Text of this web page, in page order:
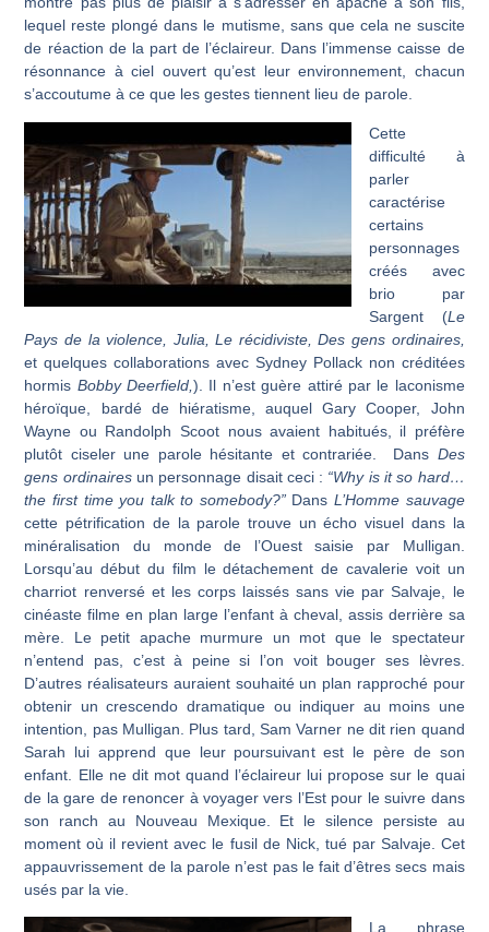
lequel reste plongé dans le mutisme, sans que cela ne suscite
de réaction de la part de l’éclaireur. Dans l’immense caisse de
résonnance à ciel ouvert qu’est leur environnement, chacun
s’accoutume à ce que les gestes tiennent lieu de parole.
Cette
difficulté à
parler
caractérise
certains
personnages
créés avec
brio par
Sargent (Le
Pays de la violence, Julia, Le récidiviste, Des gens ordinaires,
et quelques collaborations avec Sydney Pollack non créditées
hormis Bobby Deerfield,). Il n’est guère attiré par le laconisme
héroïque, bardé de hiératisme, auquel Gary Cooper, John
Wayne ou Randolph Scoot nous avaient habitués, il préfère
plutôt ciseler une parole hésitante et contrariée. Dans Des
gens ordinaires un personnage disait ceci : “Why is it so hard…
the first time you talk to somebody?” DansL’Homme sauvage
cette pétrification de la parole trouve un écho visuel dans la
minéralisation du monde de l’Ouest saisie par Mulligan.
Lorsqu’au début du film le détachement de cavalerie voit un
charriot renversé et les corps laissés sans vie par Salvaje, le
cinéaste filme en plan large l’enfant à cheval, assis derrière sa
mère. Le petit apache murmure un mot que le spectateur
n’entend pas, c’est à peine si l’on voit bouger ses lèvres.
D’autres réalisateurs auraient souhaité un plan rapproché pour
obtenir un crescendo dramatique ou indiquer au moins une
intention, pas Mulligan. Plus tard, Sam Varner ne dit rien quand
Sarah lui apprend que leur poursuivant est le père de son
enfant. Elle ne dit mot quand l’éclaireur lui propose sur le quai
de la gare de renoncer à voyager vers l’Est pour le suivre dans
son ranch au Nouveau Mexique. Et le silence persiste au
moment où il revient avec le fusil de Nick, tué par Salvaje. Cet
appauvrissement de la parole n’est pas le fait d’êtres secs mais
usés par la vie.
La phrase